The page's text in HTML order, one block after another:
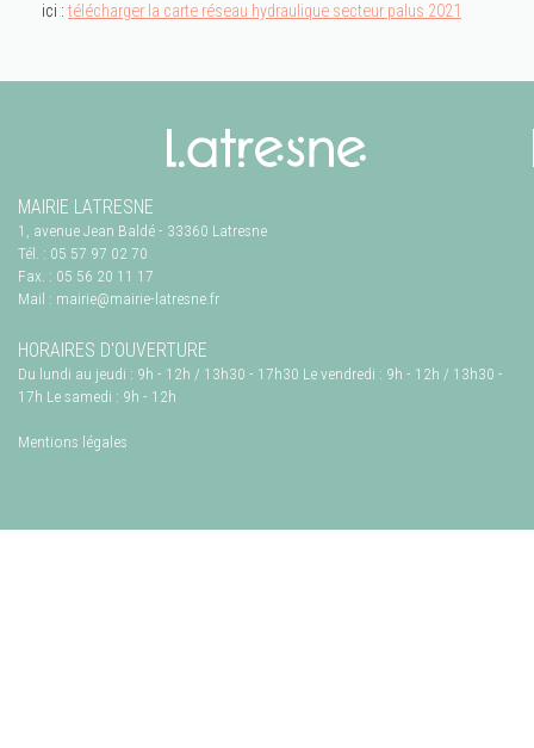
ici : télécharger la carte réseau hydraulique secteur palus 2021
MAIRIE LATRESNE
1, avenue Jean Baldé- 33360 Latresne
Tél. : 05 57 97 02 70
Fax. : 05 56 20 11 17
Mail : mairie@mairie-latresne.fr
HORAIRES D'OUVERTURE
Du lundi au jeudi : 9h - 12h / 13h30 - 17h30 Le vendredi : 9h - 12h / 13h30 -
17h Le samedi : 9h - 12h
Mentions légales